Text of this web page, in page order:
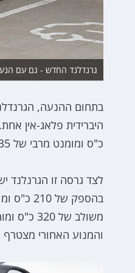
גרנדלנד החדש - גם עם
כ"ס ומומנט מרבי של 35 קג"מ וסוללת 98kWh המאפשרת טווח נסיעה של כ-700 ק"מ.
והמנוע האחורי מצטרף